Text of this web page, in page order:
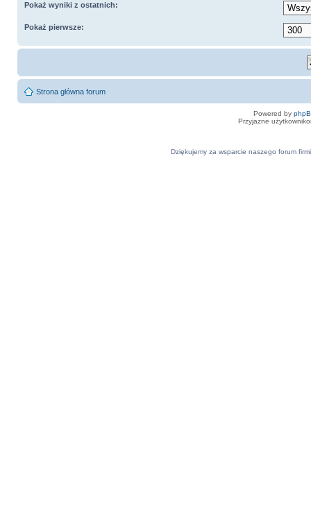
Pokaż wyniki z ostatnich:
Pokaż pierwsze:
Strona główna forum
Powered by
Przyjazne
Dziękujemy za wsparcie naszego forum